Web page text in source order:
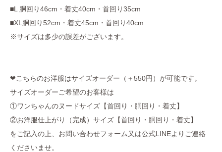
■L 胴回り46cm・着丈40cm・首回り35cm
■XL胴回り52cm・着丈45cm・首回り40cm
※サイズは多少の誤差がございます。
❤︎こちらのお洋服はサイズオーダー（＋550円）が可能です。
サイズオーダーご希望のお客様は
①ワンちゃんのヌードサイズ【首回り・胴回り・着丈】
②お洋服仕上がり（完成）サイズ【首回り・胴回り・着丈】
をご記入の上、お問い合わせフォーム又は公式LINEよりご連絡
くださいませ。